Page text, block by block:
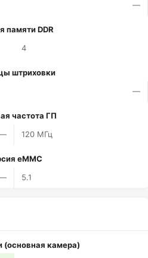
—
памяти DDR
4
штриховки
—
частота ГП
120 МГц
eMMC
5.1
(основная камера)